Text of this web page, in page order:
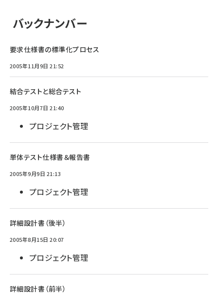
バックナンバー
要求仕様書の標準化プロセス
2005年11月9日 21:52
結合テストと総合テスト
2005年10月7日 21:40
プロジェクト管理
単体テスト仕様書＆報告書
2005年9月9日 21:13
プロジェクト管理
詳細設計書（後半）
2005年8月15日 20:07
プロジェクト管理
詳細設計書（前半）